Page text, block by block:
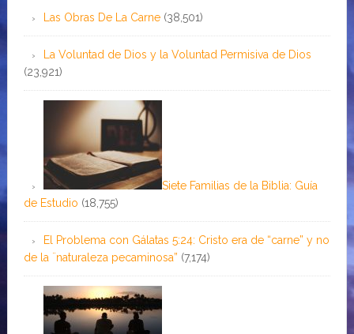
Las Obras De La Carne (38,501)
La Voluntad de Dios y la Voluntad Permisiva de Dios
(23,921)
Siete Familias de la Biblia: Guía
de Estudio (18,755)
El Problema con Gálatas 5:24: Cristo era de “carne” y no
de la ¨naturaleza pecaminosa” (7,174)